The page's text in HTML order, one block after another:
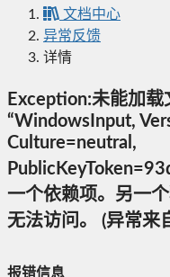
文档中心
异常反馈
详情
Exception:未能加
“WindowsInput,
Culture=neutral,
一个依赖项。另一
无法访问。 (异常来
报错信息